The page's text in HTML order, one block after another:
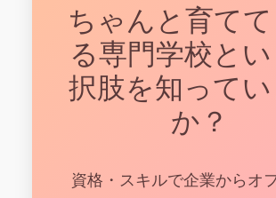
ちゃんと育て
る専門学校と
択肢を知って
か？
資格・スキルで企業からオ